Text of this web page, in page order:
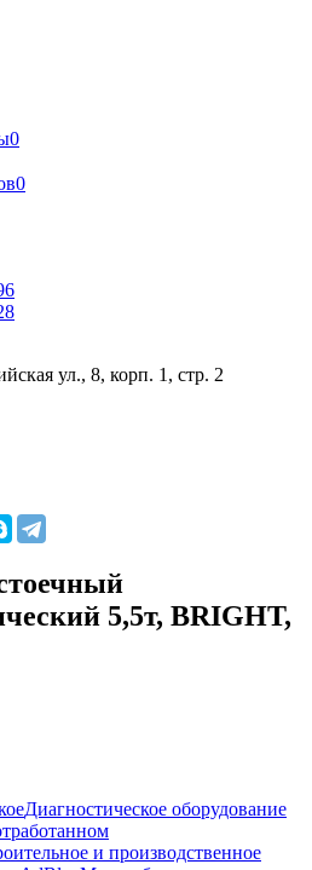
0
0
ул., 8, корп. 1, стр. 2
5,5т, BRIGHT,
Диагностическое оборудование
и производственное